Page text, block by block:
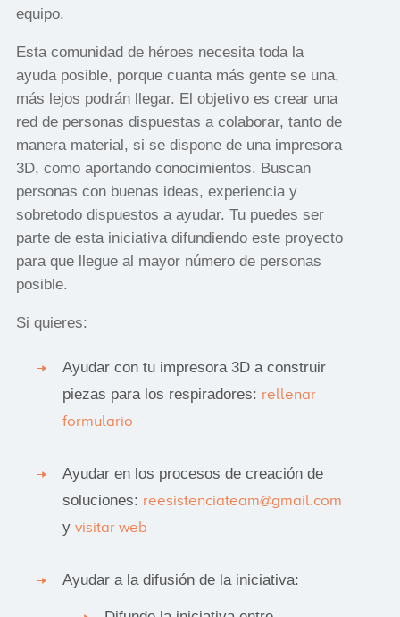
equipo.
Esta comunidad de héroes necesita toda la
ayuda posible, porque cuanta más gente se una,
más lejos podrán llegar. El objetivo es crear una
red de personas dispuestas a colaborar, tanto de
manera material, si se dispone de una impresora
3D, como aportando conocimientos. Buscan
personas con buenas ideas, experiencia y
sobretodo dispuestos a ayudar. Tu puedes ser
parte de esta iniciativa difundiendo este proyecto
para que llegue al mayor número de personas
posible.
Si quieres:
Ayudar con tu impresora 3D a construir
piezas para los respiradores: rellenar
formulario
Ayudar en los procesos de creación de
soluciones: reesistenciateam@gmail.com
y visitar web
Ayudar a la difusión de la iniciativa: